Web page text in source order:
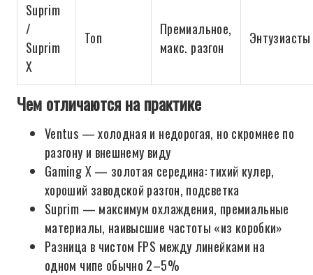
Suprim
/
Suprim
X
Топ
Премиальное,
макс. разгон
Энтузиасты
Чем отличаются на практике
Ventus — холодная и недорогая, но скромнее по
разгону и внешнему виду
Gaming X — золотая середина: тихий кулер,
хороший заводской разгон, подсветка
Suprim — максимум охлаждения, премиальные
материалы, наивысшие частоты «из коробки»
Разница в чистом FPS между линейками на
одном чипе обычно 2–5%